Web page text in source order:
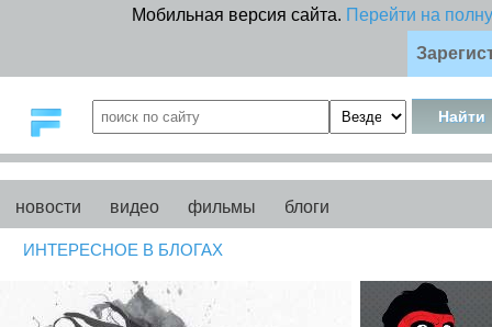
Мобильная версия сайта. Перейти на
новости видео фильмы блоги
ИНТЕРЕСНОЕ В БЛОГАХ